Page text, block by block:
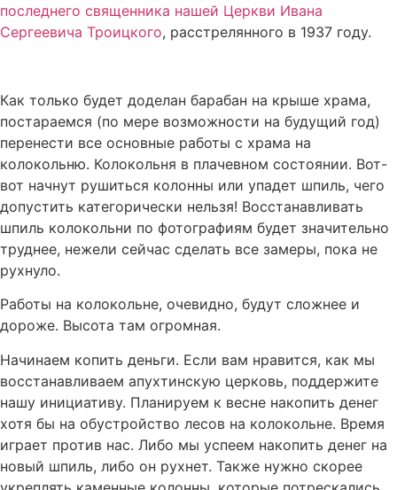
последнего священника нашей Церкви Ивана
Сергеевича Троицкого, расстрелянного в 1937 году.
Как только будет доделан барабан на крыше храма,
постараемся (по мере возможности на будущий год)
перенести все основные работы с храма на
колокольню. Колокольня в плачевном состоянии. Вот-
вот начнут рушиться колонны или упадет шпиль, чего
допустить категорически нельзя! Восстанавливать
шпиль колокольни по фотографиям будет значительно
труднее, нежели сейчас сделать все замеры, пока не
рухнуло.
Работы на колокольне, очевидно, будут сложнее и
дороже. Высота там огромная.
Начинаем копить деньги. Если вам нравится, как мы
восстанавливаем апухтинскую церковь, поддержите
нашу инициативу. Планируем к весне накопить денег
хотя бы на обустройство лесов на колокольне. Время
играет против нас. Либо мы успеем накопить денег на
новый шпиль, либо он рухнет. Также нужно скорее